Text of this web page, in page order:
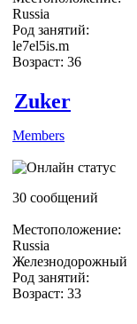
Russia
Род занятий:
le7el5is.m
Возраст: 36
Zuker
Members
30 сообщений
Местоположение:
Russia
Железнодорожный
Род занятий:
Возраст: 33